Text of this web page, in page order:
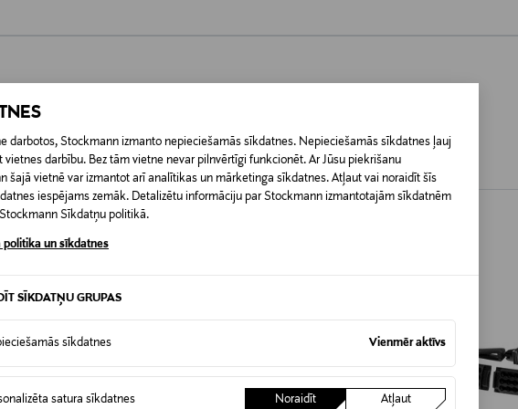
darbotos, Stockmann izmanto nepieciešamās sīkdatnes. Nepieciešamās sīkdatnes ļauj
vietnes darbību. Bez tām vietne nevar pilnvērtīgi funkcionēt. Ar Jūsu piekrišanu
šajā vietnē var izmantot arī analītikas un mārketinga sīkdatnes. Atļaut vai noraidīt šīs
iespējams zemāk. Detalizētu informāciju par Stockmann izmantotajām sīkdatnēm
Sīkdatņu politikā.
politika un sīkdatnes
SĪKDATŅU GRUPAS
sīkdatnes Vienmēr aktīvs
satura sīkdatnes Noraidīt Atļaut
0,00 € – 4,90 €